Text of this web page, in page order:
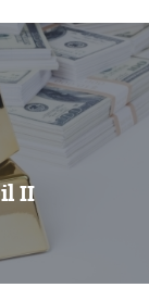
II